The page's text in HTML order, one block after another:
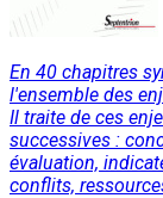
En 40 chapitres
l'ensemble des
Il traite de ces
successives :
évaluation,
conflits,